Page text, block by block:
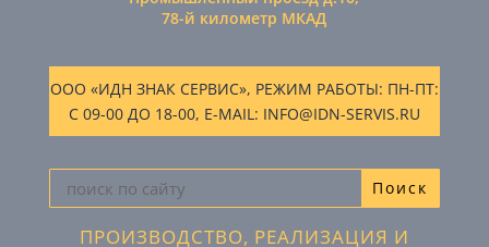
78-й километр МКАД
ООО «ИДН ЗНАК СЕРВИС», РЕЖИМ РАБОТЫ: ПН-ПТ:
С 09-00 ДО 18-00, E-MAIL: INFO@IDN-SERVIS.RU
ПРОИЗВОДСТВО, РЕАЛИЗАЦИЯ И